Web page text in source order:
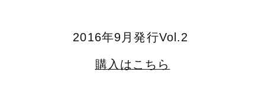
2016年9月発行Vol.2
購入はこちら